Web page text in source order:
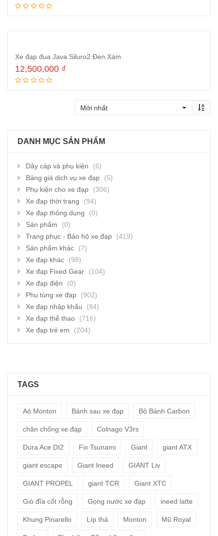
Xe đạp đua Java Siluro2 Đen Xám
12,500,000 ₫
DANH MỤC SẢN PHẨM
Dây cáp và phụ kiện
(6)
Bảng giá dịch vụ xe đạp
(5)
Phụ kiện cho xe đạp
(306)
Xe đạp thời trang
(94)
Xe đạp thông dụng
(0)
Sản phẩm
(0)
Trang phục - Bảo hộ xe đạp
(419)
Sản phẩm khác
(7)
Xe đạp khác
(98)
Xe đạp Fixed Gear
(104)
Xe đạp điện
(0)
Phụ tùng xe đạp
(902)
Xe đạp nhập khẩu
(84)
Xe đạp thể thao
(716)
Xe đạp trẻ em
(204)
TAGS
Aó Monton Bánh sau xe đạp Bộ Bánh Carbon
chân chống xe đạp Colnago V3rs
Dura Ace DI2 Fix Tsunami Giant giant ATX
giant escape Giant Ineed GIANT Liv
GIANT PROPEL giant TCR Giant XTC
Giò đĩa cốt rỗng Gọng nước xe đạp ineed latte
Khung Pinarello Líp thả Monton Mũ Royal